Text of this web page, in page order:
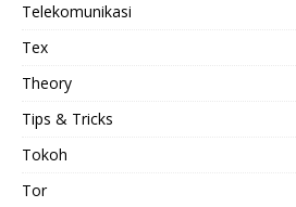
Telekomunikasi
Tex
Theory
Tips & Tricks
Tokoh
Tor